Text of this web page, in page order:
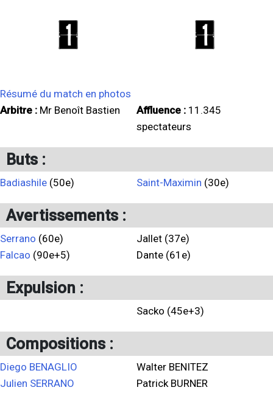
1 1
Résumé du match en photos
Arbitre : Mr Benoît Bastien Affluence : 11.345
spectateurs
Buts :
Badiashile (50e) Saint-Maximin (30e)
Avertissements :
Serrano (60e)
Falcao (90e+5)
Jallet (37e)
Dante (61e)
Expulsion :
Sacko (45e+3)
Compositions :
Diego BENAGLIO
Julien SERRANO
Walter BENITEZ
Patrick BURNER